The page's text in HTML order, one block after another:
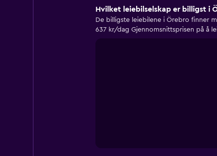
Hvilket leiebilselskap er billigst i
De billigste leiebilene i Örebro finner
637 kr/dag Gjennomsnittsprisen på å